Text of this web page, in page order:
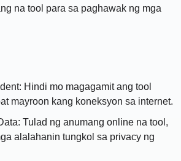
na tool para sa paghawak ng mga
Hindi mo magagamit ang tool
mayroon kang koneksyon sa internet.
Tulad ng anumang online na tool,
alalahanin tungkol sa privacy ng